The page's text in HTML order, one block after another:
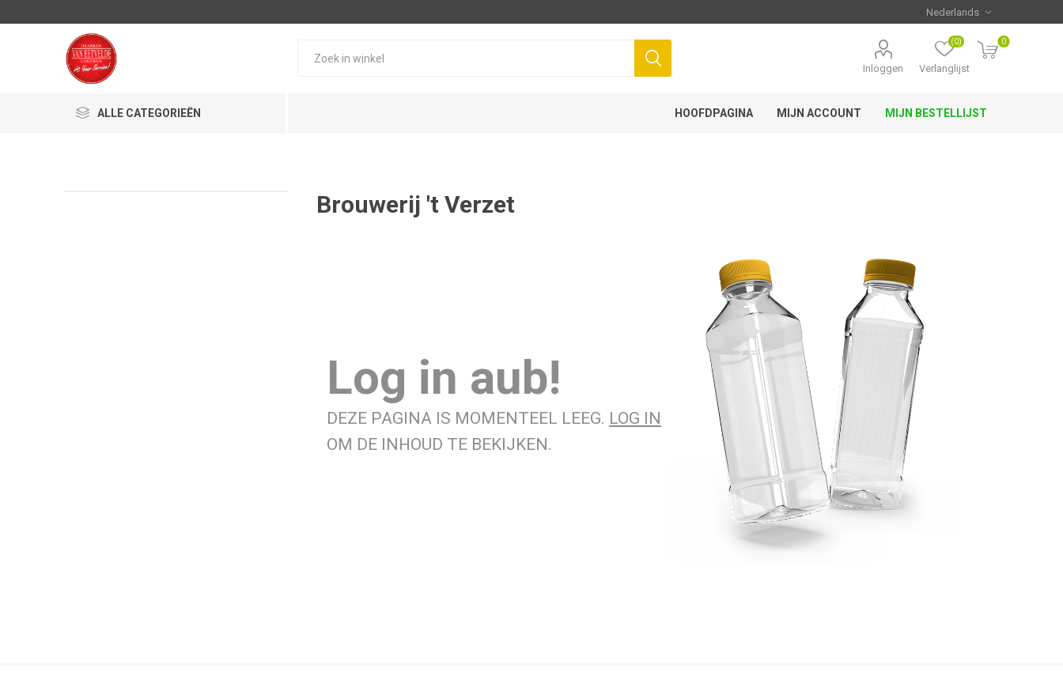
Inloggen Verlanglijst
(0) 0
ALLE CATEGORIEËN HOOFDPAGINA MIJN ACCOUNT MIJN BESTELLIJST
Brouwerij 't Verzet
Log in aub!
DEZE PAGINA IS MOMENTEEL LEEG. LOG IN
OM DE INHOUD TE BEKIJKEN.